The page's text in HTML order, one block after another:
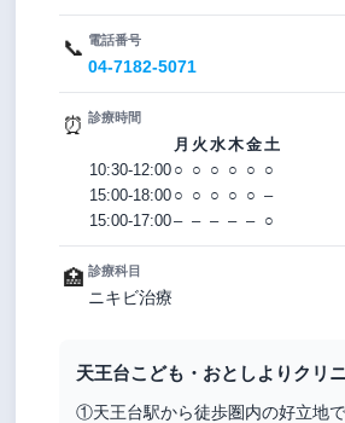
📞 電話番号
04-7182-5071
⏰ 診療時間
月 火 水木金 土
10:30-12:00 ○ ○ ○ ○ ○ ○
15:00-18:00 ○ ○ ○ ○ ○ –
15:00-17:00– – – – – ○
🏥 診療科目
ニキビ治療
天王台こども・おとしよりクリ
①天王台駅から徒歩圏内の好立地